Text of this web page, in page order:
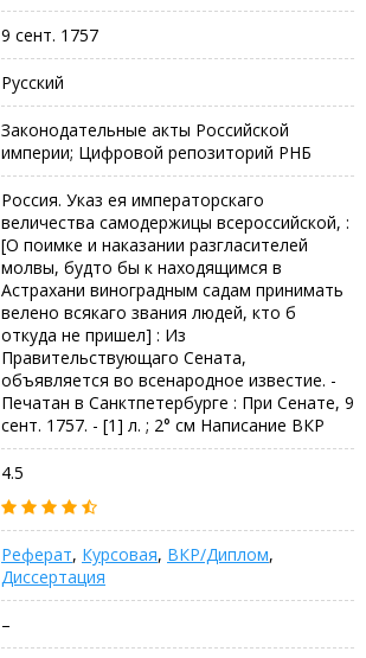
9 сент. 1757
Русский
Законодательные акты Российской
империи; Цифровой репозиторий РНБ
Россия. Указ ея императорскаго
величества самодержицы всероссийской, :
[О поимке и наказании разгласителей
молвы, будто бы к находящимся в
Астрахани виноградным садам принимать
велено всякаго звания людей, кто б
откуда не пришел] : Из
Правительствующаго Сената,
объявляется во всенародное известие. -
Печатан в Санктпетербурге : При Сенате, 9
сент. 1757. - [1] л. ; 2° см Написание ВКР
4.5
Реферат, Курсовая, ВКР/Диплом,
Диссертация
–